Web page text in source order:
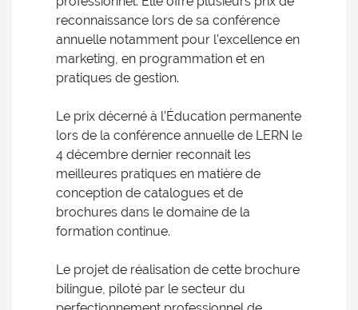
reconnaissance lors de sa conférence
annuelle notamment pour l’excellence en
marketing, en programmation et en
pratiques de gestion.
Le prix décerné à l’Éducation permanente
lors de la conférence annuelle de LERN le
4 décembre dernier reconnait les
meilleures pratiques en matière de
conception de catalogues et de
brochures dans le domaine de la
formation continue.
Le projet de réalisation de cette brochure
bilingue, piloté par le secteur du